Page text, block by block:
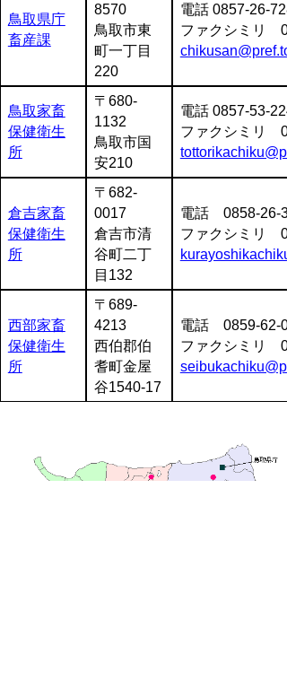
鳥取県庁
畜産課
8570
鳥取市東
町一丁目
220
電話 0857-26-
ファクシミリ
鳥取家畜
保健衛生
所
〒680-
1132
鳥取市国
安210
電話 0857-53-
ファクシミリ
倉吉家畜
保健衛生
所
〒682-
0017
倉吉市清
谷町二丁
目132
電話 0858-26-
ファクシミリ
西部家畜
保健衛生
所
〒689-
4213
西伯郡伯
耆町金屋
谷1540-17
電話 0859-62-
ファクシミリ